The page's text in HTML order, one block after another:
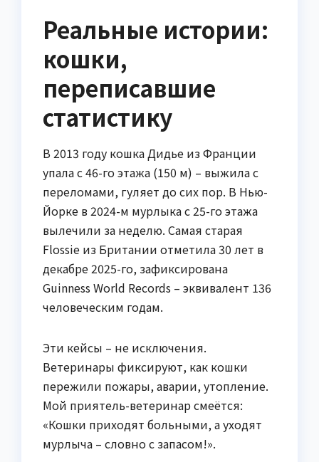
Реальные истории:
кошки,
переписавшие
статистику
В 2013 году кошка Дидье из Франции
упала с 46-го этажа (150 м) – выжила с
переломами, гуляет до сих пор. В Нью-
Йорке в 2024-м мурлыка с 25-го этажа
вылечили за неделю. Самая старая
Flossie из Британии отметила 30 лет в
декабре 2025-го, зафиксирована
Guinness World Records – эквивалент 136
человеческим годам.
Эти кейсы – не исключения.
Ветеринары фиксируют, как кошки
пережили пожары, аварии, утопление.
Мой приятель-ветеринар смеётся:
«Кошки приходят больными, а уходят
мурлыча – словно с запасом!».